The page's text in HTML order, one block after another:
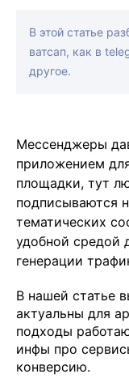
В этой статье
ватсап, как в
другое.
Мессенджеры
приложением
площадки, тут
подписываются
тематических
удобной средой
генерации
В нашей статье
актуальны для
подходы
инфы про
конверсию.